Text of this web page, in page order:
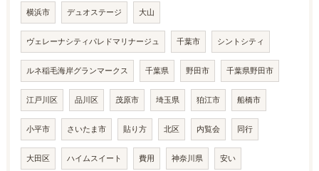
横浜市 デュオステージ 大山
ヴェレーナシティパレドマリナージュ 千葉市 シントシティ
ルネ稲毛海岸グランマークス 千葉県 野田市 千葉県野田市
江戸川区 品川区 茂原市 埼玉県 狛江市 船橋市
小平市 さいたま市 貼り方 北区 内覧会 同行
大田区 ハイムスイート 費用 神奈川県 安い